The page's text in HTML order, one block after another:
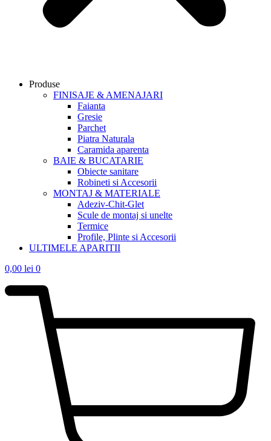
Produse
FINISAJE & AMENAJARI
Faianta
Gresie
Parchet
Piatra Naturala
Caramida aparenta
BAIE & BUCATARIE
Obiecte sanitare
Robineti si Accesorii
MONTAJ & MATERIALE
Adeziv-Chit-Glet
Scule de montaj si unelte
Termice
Profile, Plinte si Accesorii
ULTIMELE APARITII
0,00 lei 0